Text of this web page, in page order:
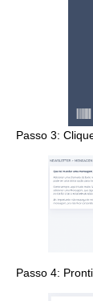
Passo 3:
Passo 4: